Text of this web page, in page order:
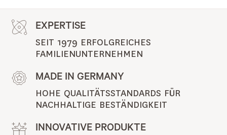
EXPERTISE
SEIT 1979 ERFOLGREICHES
FAMILIENUNTERNEHMEN
MADE IN GERMANY
HOHE QUALITÄTSSTANDARDS FÜR
NACHHALTIGE BESTÄNDIGKEIT
INNOVATIVE PRODUKTE